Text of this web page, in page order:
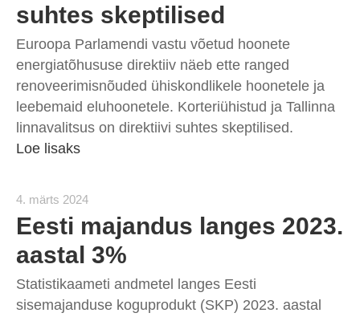
suhtes skeptilised
Euroopa Parlamendi vastu võetud hoonete
energiatõhususe direktiiv näeb ette ranged
renoveerimisnõuded ühiskondlikele hoonetele ja
leebemaid eluhoonetele. Korteriühistud ja Tallinna
linnavalitsus on direktiivi suhtes skeptilised.
Loe lisaks
4. märts 2024
Eesti majandus langes 2023.
aastal 3%
Statistikaameti andmetel langes Eesti
sisemajanduse koguprodukt (SKP) 2023. aastal